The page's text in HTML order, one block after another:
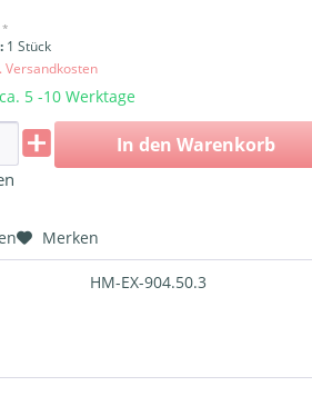
*
1 Stück
Versandkosten
5 -10 Werktage
In den Warenkorb
Merken
HM-EX-904.50.3